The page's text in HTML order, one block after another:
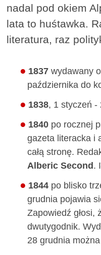
nadal pod okiem
lata to huśtawka.
literatura, raz
1837wydawany
października do
1838, 1 styczeń -
1840 po rocznej
gazeta literacka i
całą stronę.
Alberic Second.
1844 po blisko
grudnia pojawia
Zapowiedź głosi,
dwutygodnik.
28 grudnia